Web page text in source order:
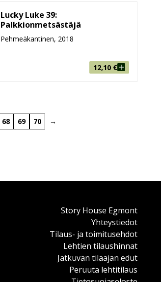
Lucky Luke 39:
Palkkionmetsästäjä
Pehmeäkantinen, 2018
12,10 €
68 69 70 →
Story House Egmont
Yhteystiedot
Tilaus- ja toimitusehdot
Lehtien tilaushinnat
Jatkuvan tilaajan edut
Peruuta lehtitilaus